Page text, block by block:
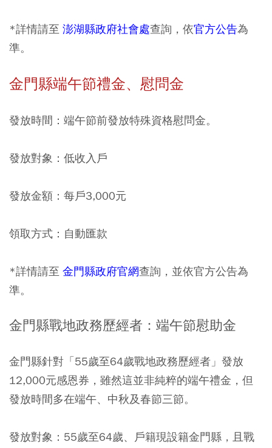
*詳情請至 澎湖縣政府社會處查詢，依官方公告為
準。
金門縣端午節禮金、慰問金
發放時間：端午節前發放特殊資格慰問金。
發放對象：低收入戶
發放金額：每戶3,000元
領取方式：自動匯款
*詳情請至 金門縣政府官網查詢，並依官方公告為
準。
金門縣戰地政務歷經者：端午節慰助金
金門縣針對「55歲至64歲戰地政務歷經者」發放
12,000元感恩券，雖然這並非純粹的端午禮金，但
發放時間多在端午、中秋及春節三節。
發放對象：55歲至64歲、戶籍現設籍金門縣，且戰